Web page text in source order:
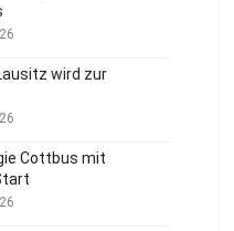
wird zur
Cottbus mit